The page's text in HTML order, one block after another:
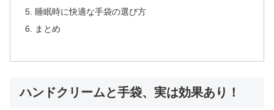
睡眠時に快適な手袋の選び方
まとめ
ハンドクリームと手袋、実は効果あり！